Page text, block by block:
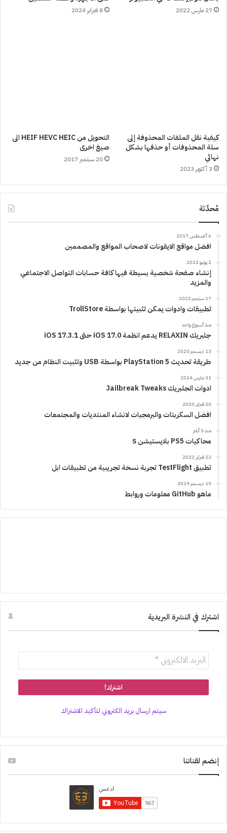
27 مارس 2022 8 فبراير 2024
كيفية نقل الملفات المحذوفة إلى
سلة المحذوفات أو حذفها بشكل
نهائي
3 أكتوبر 2023
التحويل من HEIF HEVC HEIC الى
صيغ اخرى
20 سبتمبر 2017
مُحدّثة
6 أغسطس 2017
افضل مواقع الايقونات لاصحاب المواقع والمصممين
2 يونيو 2022
إنشاء صفحة شخصية بسيطة فيها كافة حسابات التواصل الاجتماعي
والمزيد
17 سبتمبر 2022
تطبيقات وادوات يمكن تثبيتها بواسطة TrollStore
منذ أسبوع واحد
جلبريك RELAXIN يدعم انظمة iOS 17.0 حتى iOS 17.3.1
13 ديسمبر 2020
طريقة تحديث PlayStation 5 بواسطة USB وتثبيت النظام من جديد
31 مارس 2024
ادوات الجلبريك Jailbreak Tweaks
20 فبراير 2020
افضل السكربتات والبرمجيات لانشاء المنتديات والمجتمعات
منذ 5 أيام
محاكيات PS5 بلايستيشن 5
22 فبراير 2022
تطبيق TestFlight تجربة نسخة تجريبية من تطبيقات ابل
19 ديسمبر 2019
ماهو GitHub معلومات وروابط
اشترك في النشرة البريدية
سيتم ارسال بريد الكتروني لتأكيد الاشتراك
إنضم لقناتنا